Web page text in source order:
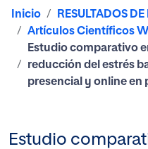
Inicio
RESULTADOS
Artículos Científicos
Estudio comparativo
reducción del estrés
presencial y online en
Estudio